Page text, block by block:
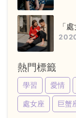
「
動星
熱門標籤
學習 愛情
處女座
巨蟹